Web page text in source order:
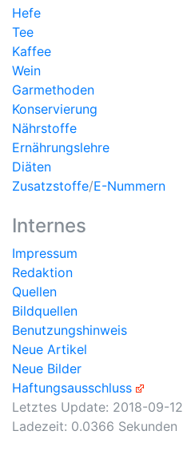
Hefe
Tee
Kaffee
Wein
Garmethoden
Konservierung
Nährstoffe
Ernährungslehre
Diäten
Zusatzstoffe/E-Nummern
Internes
Impressum
Redaktion
Quellen
Bildquellen
Benutzungshinweis
Neue Artikel
Neue Bilder
Haftungsausschluss
Letztes Update: 2018-09-12
Ladezeit: 0.0366 Sekunden